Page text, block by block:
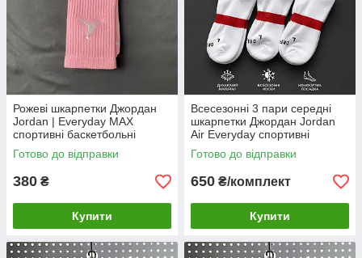
Рожеві шкарпетки Джордан
Jordan | Everyday MAX
спортивні баскетбольні
Готово до відправки
380 ₴
Купити
Всесезонні 3 пари середні
шкарпетки Джордан Jordan
Air Everyday спортивні
всесезонні
Готово до відправки
650 ₴/комплект
Купити